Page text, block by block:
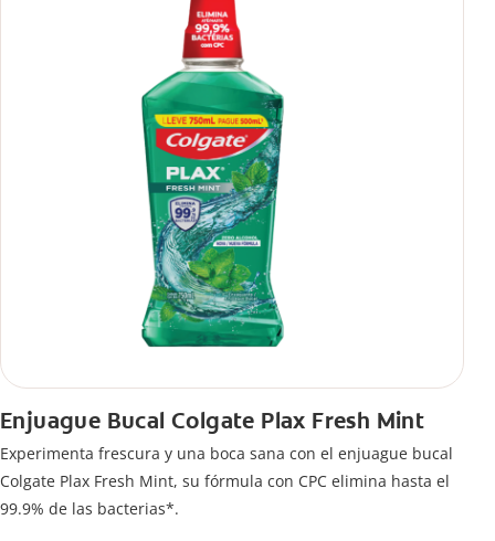
Enjuague Bucal Colgate Plax Fresh Mint
Experimenta frescura y una boca sana con el enjuague bucal
Colgate Plax Fresh Mint, su fórmula con CPC elimina hasta el
99.9% de las bacterias*.